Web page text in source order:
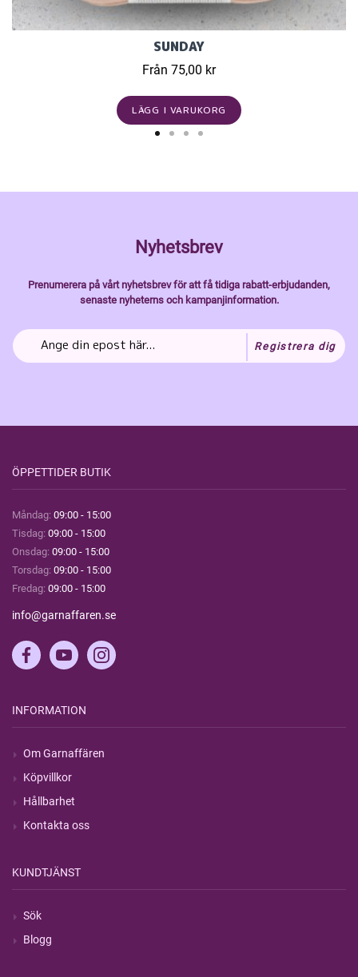
SUNDAY
Från 75,00 kr
LÄGG I VARUKORG
Nyhetsbrev
Prenumerera på vårt nyhetsbrev för att få tidiga rabatt-erbjudanden,
senaste nyheterns och kampanjinformation.
Registrera dig
ÖPPETTIDER BUTIK
Måndag: 09:00 - 15:00
Tisdag: 09:00 - 15:00
Onsdag: 09:00 - 15:00
Torsdag: 09:00 - 15:00
Fredag: 09:00 - 15:00
info@garnaffaren.se
INFORMATION
Om Garnaffären
Köpvillkor
Hållbarhet
Kontakta oss
KUNDTJÄNST
Sök
Blogg